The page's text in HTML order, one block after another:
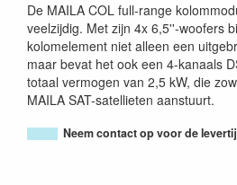
De MAILA COL full-range
veelzijdig. Met zijn 4x 6,5''-woofers
kolomelement niet alleen een
maar bevat het ook een 4-kanaals
totaal vermogen van 2,5 kW, die
MAILA SAT-satellieten aanstuurt.
Neem contact op voor de